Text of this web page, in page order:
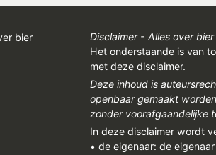
Disclaimer - Alles over bier
Het onderstaande is van
met deze disclaimer.
Deze inhoud is
openbaar gemaakt
zonder voorafgaandelijke
In deze disclaimer wordt
• de eigenaar: de